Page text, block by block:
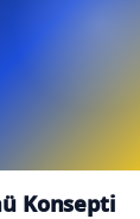
Konsepti